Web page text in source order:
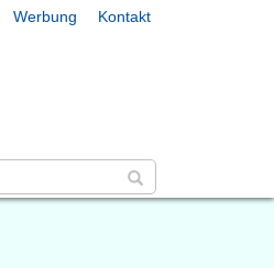
Werbung Kontakt